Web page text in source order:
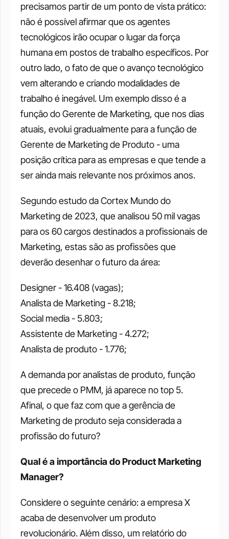
precisamos partir de um ponto de vista prático:
não é possível afirmar que os agentes
tecnológicos irão ocupar o lugar da força
humana em postos de trabalho específicos. Por
outro lado, o fato de que o avanço tecnológico
vem alterando e criando modalidades de
trabalho é inegável. Um exemplo disso é a
função do Gerente de Marketing, que nos dias
atuais, evolui gradualmente para a função de
Gerente de Marketing de Produto - uma
posição crítica para as empresas e que tende a
ser ainda mais relevante nos próximos anos.
Segundo estudo da Cortex Mundo do
Marketing de 2023, que analisou 50 mil vagas
para os 60 cargos destinados a profissionais de
Marketing, estas são as profissões que
deverão desenhar o futuro da área:
Designer - 16.408 (vagas);
Analista de Marketing - 8.218;
Social media - 5.803;
Assistente de Marketing - 4.272;
Analista de produto - 1.776;
A demanda por analistas de produto, função
que precede o PMM, já aparece no top 5.
Afinal, o que faz com que a gerência de
Marketing de produto seja considerada a
profissão do futuro?
Qual é a importância do Product Marketing
Manager?
Considere o seguinte cenário: a empresa X
acaba de desenvolver um produto
revolucionário. Além disso, um relatório do